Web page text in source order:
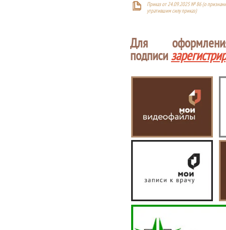
Приказ от 24.09.2025 № 86 (о
утратившим силу приказ)
Для
подписи